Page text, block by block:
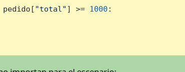
pedido[ "total" ] >= 1000 :